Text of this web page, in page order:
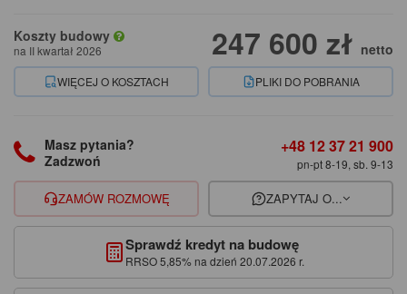
Koszty budowy
na II kwartał 2026 247 600 zł netto
WIĘCEJ O KOSZTACH PLIKI DO POBRANIA
Masz pytania?
Zadzwoń
+48 12 37 21 900
pn-pt 8-19, sb. 9-13
ZAMÓW ROZMOWĘ ZAPYTAJ O...
Sprawdź kredyt na budowę
RRSO 5,85% na dzień 20.07.2026 r.